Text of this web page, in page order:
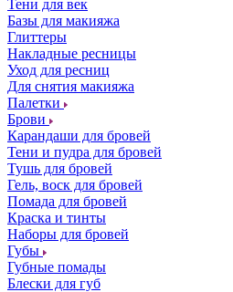
Тени для век
Базы для макияжа
Глиттеры
Накладные ресницы
Уход для ресниц
Для снятия макияжа
Палетки
Брови
Карандаши для бровей
Тени и пудра для бровей
Тушь для бровей
Гель, воск для бровей
Помада для бровей
Краска и тинты
Наборы для бровей
Губы
Губные помады
Блески для губ